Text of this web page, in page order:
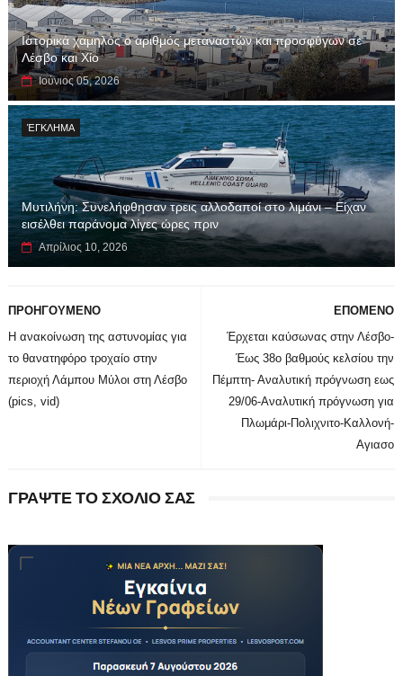
Ιστορικά χαμηλός ο αριθμός μεταναστών και προσφύγων σε
Λέσβο και Χίο
Ιούνιος 05, 2026
ΈΓΚΛΗΜΑ
Μυτιλήνη: Συνελήφθησαν τρεις αλλοδαποί στο λιμάνι – Είχαν
εισέλθει παράνομα λίγες ώρες πριν
Απρίλιος 10, 2026
ΕΠΟΜΕΝΟ
Έρχεται καύσωνας στην Λέσβο-
Έως 38ο βαθμούς κελσίου την
Πέμπτη- Αναλυτική πρόγνωση εως
29/06-Αναλυτική πρόγνωση για
Πλωμάρι-Πολιχνιτο-Καλλονή-
Αγιασο
ΠΡΟΗΓΟΥΜΕΝΟ
Η ανακοίνωση της αστυνομίας για
το θανατηφόρο τροχαίο στην
περιοχή Λάμπου Μύλοι στη Λέσβο
(pics, vid)
ΓΡΑΨΤΕ ΤΟ ΣΧΟΛΙΟ ΣΑΣ